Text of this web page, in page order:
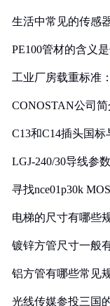
生活中常见的传感
PE100管材的含义
工业厂房载重标准
CONOSTAN公司简
C13和C14插头国
LGJ-240/30导线参
寻找nce01p30k
电梯的尺寸有哪些
镀锌方管尺寸一般
铝方管有哪些常见
光线传媒参投三国